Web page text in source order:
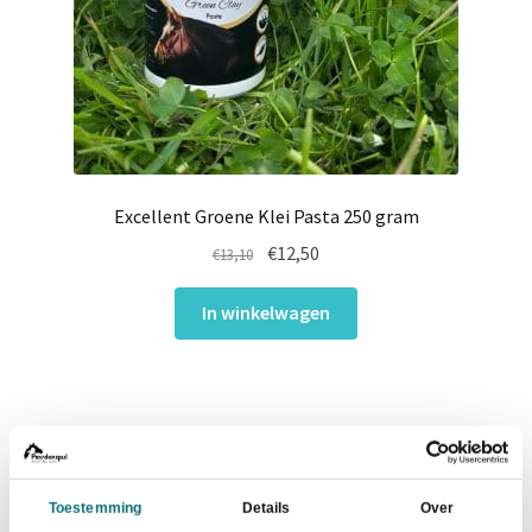
Toestemming Details Over
Excellent Groene Klei Pasta 250 gram
€13,10
Oorspronkelijke
was:
€13,10.
€12,50
is:
€12,50.
In winkelwagen
Gerelateerde producten
- 8%